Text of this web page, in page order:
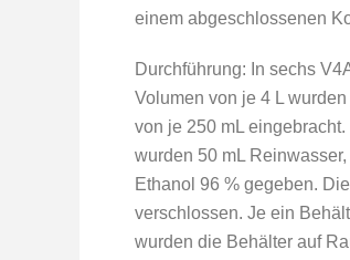
einem abgeschlossenen
Durchführung: In sechs
Volumen von je 4 L
von je 250 mL
wurden 50 mL
Ethanol 96 % gegeben.
verschlossen. Je ein
wurden die Behälter auf